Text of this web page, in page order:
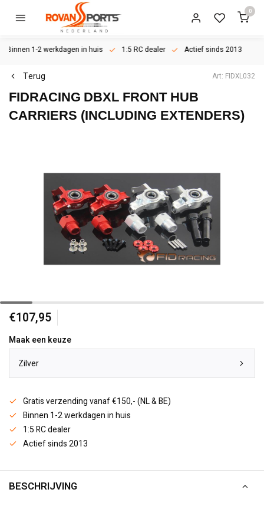
0
Binnen 1-2 werkdagen in huis 1:5 RC dealer Actief sinds 2013
Terug Art: FIDXL032
FIDRACING DBXL FRONT HUB
CARRIERS (INCLUDING EXTENDERS)
€107,95
Maak een keuze
Zilver
Gratis verzending vanaf €150,- (NL & BE)
Binnen 1-2 werkdagen in huis
1:5 RC dealer
Actief sinds 2013
BESCHRIJVING